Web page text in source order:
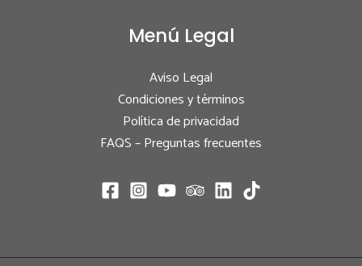
Menú Legal
Aviso Legal
Condiciones y términos
Política de privacidad
FAQS – Preguntas frecuentes